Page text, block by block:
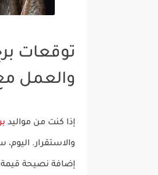
والعمل
إذا كنت من مواليد
والاستقرار.
إضافة نصيحة